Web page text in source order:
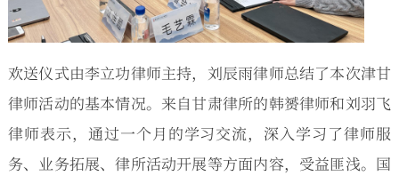
欢送仪式由李立功律师主持，刘辰雨律师总结了本次津甘
律师活动的基本情况。来自甘肃律所的韩赟律师和刘羽飞
律师表示，通过一个月的学习交流，深入学习了律师服
务、业务拓展、律所活动开展等方面内容，受益匪浅。国